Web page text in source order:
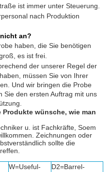
ist immer unter Steuerung.
nach Produktion
an?
haben, die Sie benötigen
es ist frei.
der unserer Regel der
müssen Sie von Ihrer
Und wir bringen die Probe
Sie den ersten Auftrag mit uns
wünsche, wie man
u. ist Fachkräfte, Soem
Zeichnungen oder
sollte die
W=Useful-
D2=Barrel-